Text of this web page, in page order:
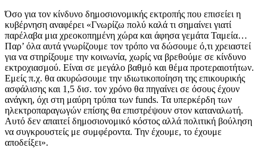
Όσο για τον κίνδυνο δημοσιονομικής εκτροπής που επισείει η
κυβέρνηση αναφέρει «Γνωρίζω πολύ καλά τι σημαίνει γιατί
παρέλαβα μια χρεοκοπημένη χώρα και άφησα γεμάτα Ταμεία…
Παρ’ όλα αυτά γνωρίζουμε τον τρόπο να δώσουμε ό,τι χρειαστεί
για να στηρίξουμε την κοινωνία, χωρίς να βρεθούμε σε κίνδυνο
εκτροχιασμού. Είναι σε μεγάλο βαθμό και θέμα προτεραιοτήτων.
Εμείς π.χ. θα ακυρώσουμε την ιδιωτικοποίηση της επικουρικής
ασφάλισης και 1,5 δισ. τον χρόνο θα πηγαίνει σε όσους έχουν
ανάγκη, όχι στη μαύρη τρύπα των funds. Τα υπερκέρδη των
ηλεκτροπαραγωγών επίσης θα επιστρέψουν στον καταναλωτή.
Αυτό δεν απαιτεί δημοσιονομικό κόστος αλλά πολιτική βούληση
να συγκρουστείς με συμφέροντα. Την έχουμε, το έχουμε
αποδείξει».